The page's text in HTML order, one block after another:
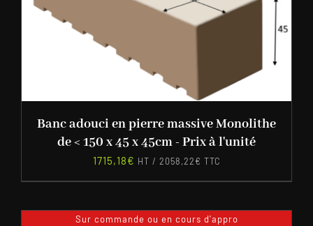
Banc adouci en pierre massive Monolithe
de < 150 x 45 x 45cm - Prix à l'unité
1715,18€ HT / 2058,22€ TTC
Sur commande ou en cours d'appro